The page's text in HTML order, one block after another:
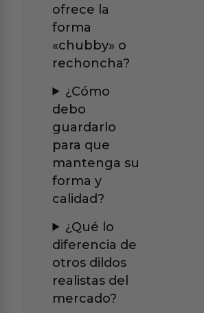
ofrece la
forma
«chubby» o
rechoncha?
¿Cómo
debo
guardarlo
para que
mantenga su
forma y
calidad?
¿Qué lo
diferencia de
otros dildos
realistas del
mercado?